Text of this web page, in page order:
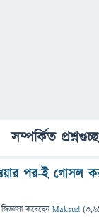
সম্পর্কিত প্রশ্নগুচ্ছ
পর-ই গোসল
জিজ্ঞাসাকরেছেনMaksud (